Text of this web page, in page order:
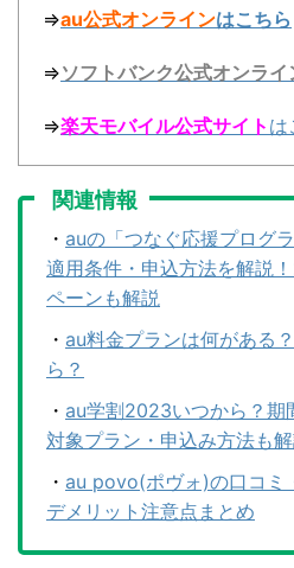
⇒au公式オンラインはこちら
⇒ソフトバンク公式オンライ
⇒楽天モバイル公式サイト は
関連情報
・ auの「つなぐ応援プログ
適用条件・申込方法を解説
ペーンも解説
・ au料金プランは何がある
ら？
・ au学割2023いつから？期
対象プラン・申込み方法も
・ au povo(ポヴォ)の口コミ
デメリット注意点まとめ